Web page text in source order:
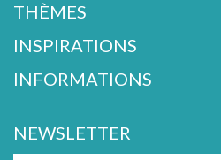
THÈMES
INSPIRATIONS
INFORMATIONS
NEWSLETTER